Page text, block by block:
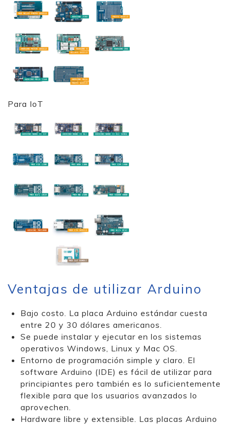
Para IoT
Ventajas de utilizar Arduino
Bajo costo. La placa Arduino estándar cuesta
entre 20 y 30 dólares americanos.
Se puede instalar y ejecutar en los sistemas
operativos Windows, Linux y Mac OS.
Entorno de programación simple y claro. El
software Arduino (IDE) es fácil de utilizar para
principiantes pero también es lo suficientemente
flexible para que los usuarios avanzados lo
aprovechen.
Hardware libre y extensible. Las placas Arduino